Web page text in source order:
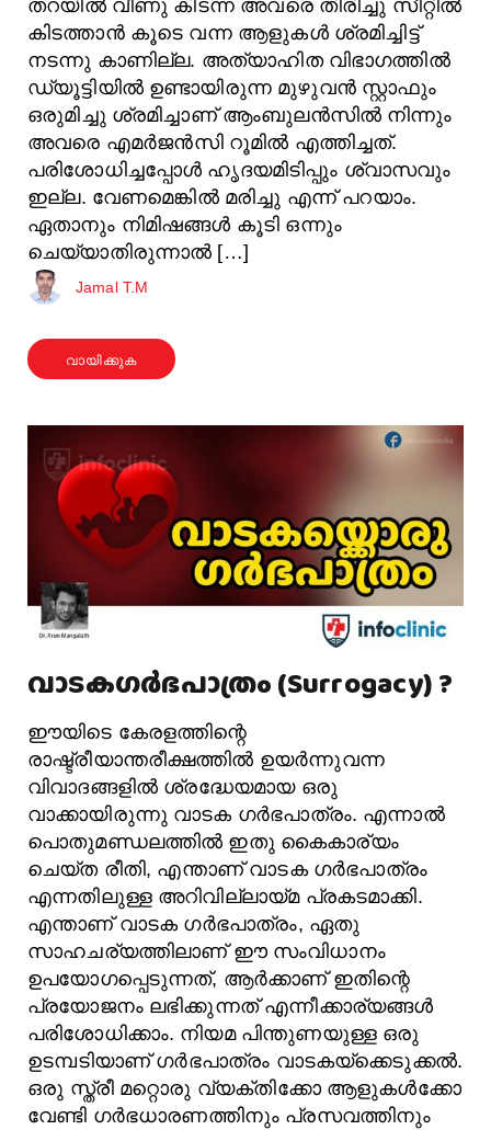
തറയില്‍ വീണു കിടന്ന അവരെ തിരിച്ചു സീറ്റില്‍
കിടത്താന്‍ കൂടെ വന്ന ആളുകള്‍ ശ്രമിച്ചിട്ട്
നടന്നു കാണില്ല. അത്യാഹിത വിഭാഗത്തില്‍
ഡ്യൂട്ടിയില്‍ ഉണ്ടായിരുന്ന മുഴുവന്‍ സ്റ്റാഫും
ഒരുമിച്ചു ശ്രമിച്ചാണ് ആംബുലൻസിൽ നിന്നും
അവരെ എമർജൻസി റൂമില്‍ എത്തിച്ചത്.
പരിശോധിച്ചപ്പോള്‍ ഹൃദയമിടിപ്പും ശ്വാസവും
ഇല്ല. വേണമെങ്കില്‍ മരിച്ചു എന്ന് പറയാം.
ഏതാനും നിമിഷങ്ങള്‍ കൂടി ഒന്നും
ചെയ്യാതിരുന്നാല്‍ […]
Jamal T.M
വായിക്കുക
വാടക‌ഗർഭപാത്രം (Surrogacy) ?
ഈയിടെ കേരളത്തിന്റെ
രാഷ്ട്രീയാന്തരീക്ഷത്തിൽ ഉയർന്നുവന്ന
വിവാദങ്ങളിൽ ശ്രദ്ധേയമായ ഒരു
വാക്കായിരുന്നു വാടക ഗർഭപാത്രം. എന്നാൽ
പൊതുമണ്ഡലത്തിൽ ഇതു കൈകാര്യം
ചെയ്ത രീതി‌, എന്താണ് വാടക ഗർഭപാത്രം
എന്നതിലുള്ള അറിവില്ലായ്മ പ്രകടമാക്കി.
എന്താണ് വാടക ഗർഭപാത്രം, ഏതു
സാഹചര്യത്തിലാണ് ഈ സംവിധാനം
ഉപയോഗപ്പെടുന്നത്, ആർക്കാണ് ഇതിന്റെ
പ്രയോജനം ലഭിക്കുന്നത് എന്നീക്കാര്യങ്ങൾ
പരിശോധിക്കാം. നിയമ പിന്തുണയുള്ള ഒരു
ഉടമ്പടിയാണ് ഗർഭപാത്രം വാടകയ്ക്കെടുക്കൽ.
ഒരു സ്ത്രീ മറ്റൊരു വ്യക്തിക്കോ ആളുകൾക്കോ
​​വേണ്ടി ഗർഭധാരണത്തിനും പ്രസവത്തിനും